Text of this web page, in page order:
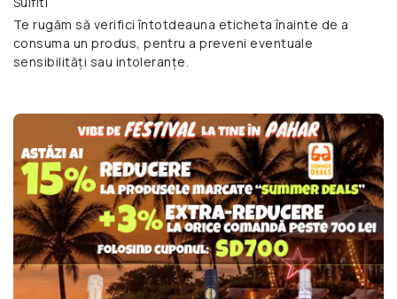
Te rugăm să verifici întotdeauna eticheta înainte de a
consuma un produs, pentru a preveni eventuale
sensibilități sau intoleranțe.